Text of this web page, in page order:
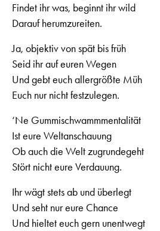
Findet ihr was, beginnt ihr wild
Darauf herumzureiten.
Ja, objektiv von spät bis früh
Seid ihr auf euren Wegen
Und gebt euch allergrößte Müh
Euch nur nicht festzulegen.
‘Ne Gummischwammmentalität
Ist eure Weltanschauung
Ob auch die Welt zugrundegeht
Stört nicht eure Verdauung.
Ihr wägt stets ab und überlegt
Und seht nur eure Chance
Und hieltet euch gern unentwegt